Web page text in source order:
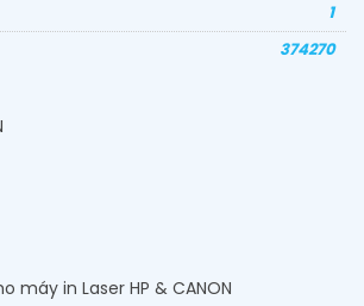
1
374270
máy in Laser HP & CANON